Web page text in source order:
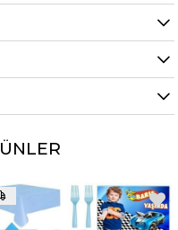
1 adet